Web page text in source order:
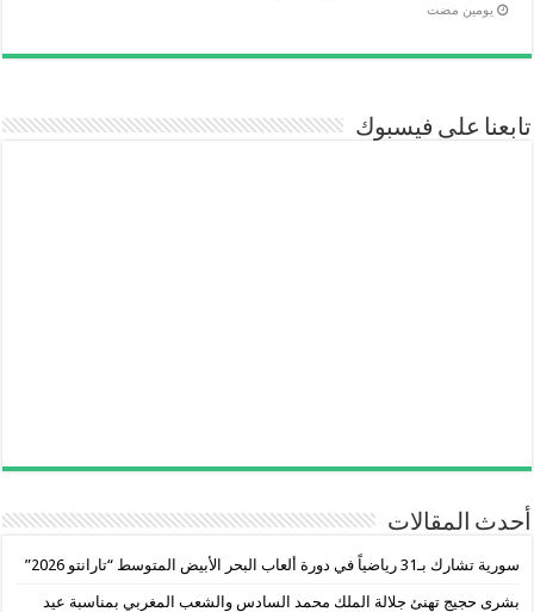
‏يومين مضت
تابعنا على فيسبوك
أحدث المقالات
سورية تشارك بـ31 رياضياً في دورة ألعاب البحر الأبيض المتوسط “تارانتو 2026”
بشرى حجيج تهنئ جلالة الملك محمد السادس والشعب المغربي بمناسبة عيد